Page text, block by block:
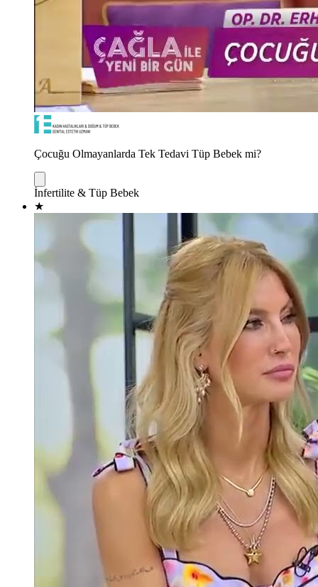
Çocuğu Olmayanlarda Tek Tedavi Tüp Bebek mi?
İnfertilite & Tüp Bebek
★